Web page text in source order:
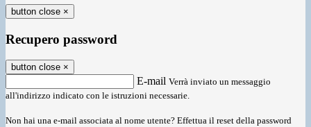
button close ×
Recupero password
button close ×
E-mail Verrà inviato un messaggio
all'indirizzo indicato con le istruzioni necessarie.
Non hai una e-mail associata al nome utente? Effettua il reset della password